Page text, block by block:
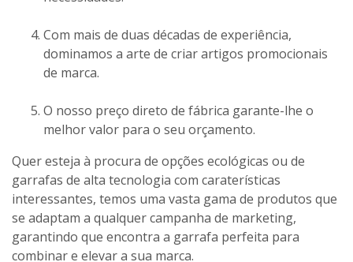
Com mais de duas décadas de experiência,
dominamos a arte de criar artigos promocionais
de marca.
O nosso preço direto de fábrica garante-lhe o
melhor valor para o seu orçamento.
Quer esteja à procura de opções ecológicas ou de
garrafas de alta tecnologia com caraterísticas
interessantes, temos uma vasta gama de produtos que
se adaptam a qualquer campanha de marketing,
garantindo que encontra a garrafa perfeita para
combinar e elevar a sua marca.